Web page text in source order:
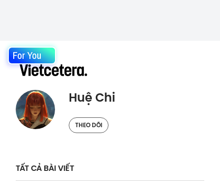
For You
Huệ Chi
THEO DÕI
TẤT CẢ BÀI VIẾT